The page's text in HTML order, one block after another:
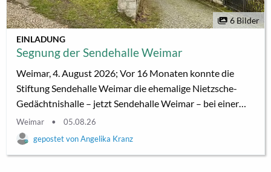
6 Bilder
EINLADUNG
Segnung der Sendehalle Weimar
Weimar, 4. August 2026; Vor 16 Monaten konnte die
Stiftung Sendehalle Weimar die ehemalige Nietzsche-
Gedächtnishalle – jetzt Sendehalle Weimar – bei einer
Zwangsversteigerung erwerben. Seitdem ist viel passiert.
Über 500 Tonnen Schutt und Müll wurden entfernt, die
Räume nutzbar gemacht. Der Ort hat sich bewährt bei
Weimar
05.08.26
Angelika Kranz